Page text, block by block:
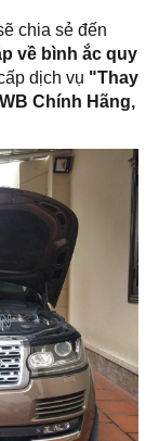
chia sẻ đến
về bình ắc quy
dịch vụ "Thay
Chính Hãng,